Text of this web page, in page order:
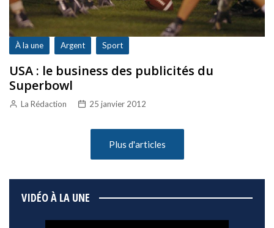
À la une Argent Sport
USA : le business des publicités du
Superbowl
La Rédaction 25 janvier 2012
Plus d'articles
VIDÉO À LA UNE